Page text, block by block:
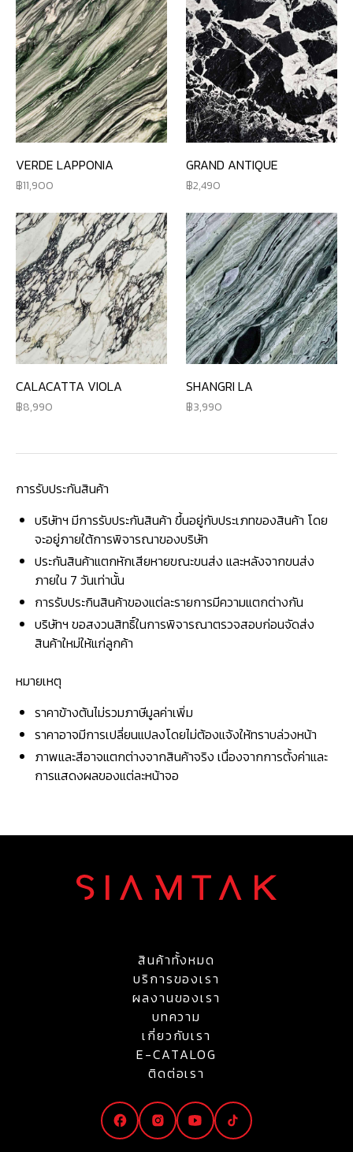
VERDE LAPPONIA
11,900
GRAND ANTIQUE
2,490
CALACATTA VIOLA
8,990
SHANGRI LA
3,990
การรับประกันสินค้า
บริษัทฯ มีการรับประกันสินค้า ขึ้นอยู่กับประเภทของสินค้า โดย
จะอยู่ภายใต้การพิจารณาของบริษัท
ประกันสินค้าแตกหักเสียหายขณะขนส่ง และหลังจากขนส่ง
ภายใน 7 วันเท่านั้น
การรับประกินสินค้าของแต่ละรายการมีความแตกต่างกัน
บริษัทฯ ขอสงวนสิทธิ์ในการพิจารณาตรวจสอบก่อนจัดส่ง
สินค้าใหม่ให้แก่ลูกค้า
หมายเหตุ
ราคาข้างต้นไม่รวมภาษีมูลค่าเพิ่ม
ราคาอาจมีการเปลี่ยนแปลงโดยไม่ต้องแจ้งให้ทราบล่วงหน้า
ภาพและสีอาจแตกต่างจากสินค้าจริง เนื่องจากการตั้งค่าและ
การแสดงผลของแต่ละหน้าจอ
สินค้าทั้งหมด
บริการของเรา
ผลงานของเรา
บทความ
เกี่ยวกับเรา
E-CATALOG
ติดต่อเรา